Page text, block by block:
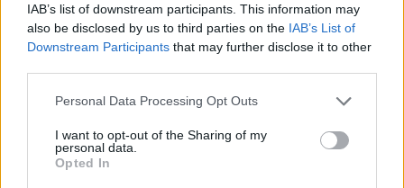
IAB’s list of downstream participants. This information may
also be disclosed by us to third parties on the IAB’s List of
Downstream Participants that may further disclose it to other
Personal Data Processing Opt Outs
I want to opt-out of the Sharing of my
personal data.
Opted In
Денес, кога терминот „сина крв“ се користи како
синоним за аристократија и престиж, ретко се
мисли на неговото вистинско потекло и
историските околности што го обликувале. Иако
значењата се менувале низ вековите,
претставува нешто посебно и различно.
© Vecer.mk, правата за текстот се на редакцијата